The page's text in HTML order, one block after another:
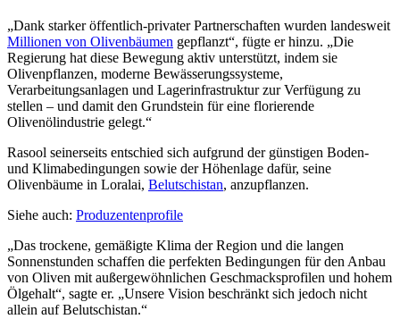
„Dank starker öffentlich-privater Partnerschaften wurden landesweit
Millionen von Olivenbäumen gepflanzt“, fügte er hinzu. „Die
Regierung hat diese Bewegung aktiv unterstützt, indem sie
Olivenpflanzen, moderne Bewässerungssysteme,
Verarbeitungsanlagen und Lagerinfrastruktur zur Verfügung zu
stellen – und damit den Grundstein für eine florierende
Olivenölindustrie gelegt.“
Rasool seinerseits entschied sich aufgrund der günstigen Boden-
und Klimabedingungen sowie der Höhenlage dafür, seine
Olivenbäume in Loralai, Belutschistan, anzupflanzen.
Siehe auch: Produzentenprofile
„Das trockene, gemäßigte Klima der Region und die langen
Sonnenstunden schaffen die perfekten Bedingungen für den Anbau
von Oliven mit außergewöhnlichen Geschmacksprofilen und hohem
Ölgehalt“, sagte er. „Unsere Vision beschränkt sich jedoch nicht
allein auf Belutschistan.“